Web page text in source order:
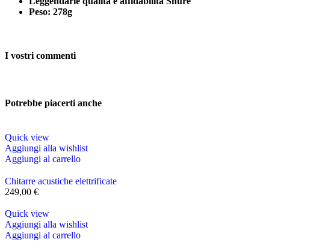
Peso: 278g
I vostri commenti
Potrebbe piacerti anche
Quick view
Aggiungi alla wishlist
Aggiungi al carrello
Chitarre acustiche elettrificate
249,00 €
Quick view
Aggiungi alla wishlist
Aggiungi al carrello